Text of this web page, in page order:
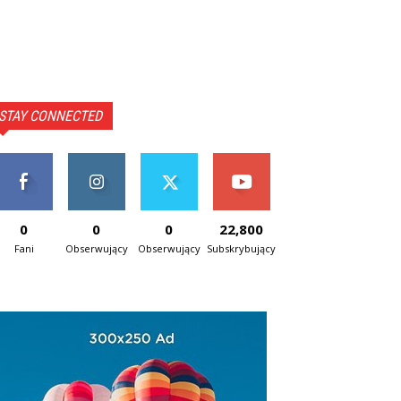
CONNECTED
0
Fani
0
Obserwujący
0
Obserwujący
22,800
Subskrybujący